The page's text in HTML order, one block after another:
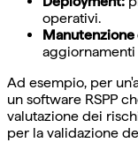
operativi.
Ad esempio, per
un software RSPP
valutazione dei
per la validazione